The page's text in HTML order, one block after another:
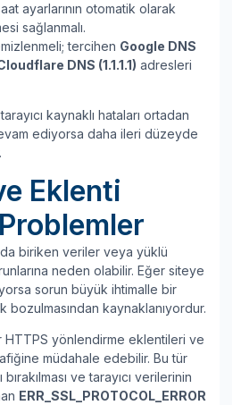
ayarlarının otomatik olarak
sağlanmalı.
tercihen Google DNS
DNS (1.1.1.1) adresleri
kaynaklı hataları ortadan
ediyorsa daha ileri düzeyde
Eklenti
biriken veriler veya yüklü
neden olabilir. Eğer siteye
sorun büyük ihtimalle bir
kaynaklanıyordur.
HTTPS yönlendirme eklentileri ve
müdahale edebilir. Bu tür
ve tarayıcı verilerinin
ERR_SSL_PROTOCOL_ERROR